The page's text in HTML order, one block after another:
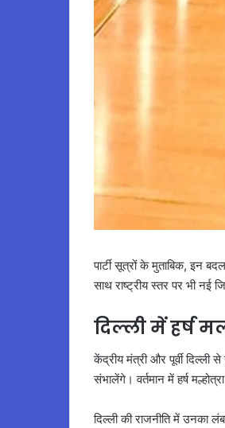
पार्टी सूत्रों के मुताबिक, इन
साथ राष्ट्रीय स्तर पर भी नई
दिल्ली में हर्ष
केंद्रीय मंत्री और पूर्वी दिल्ली
संभालेंगे। वर्तमान में हर्ष
दिल्ली की राजनीति में उनका